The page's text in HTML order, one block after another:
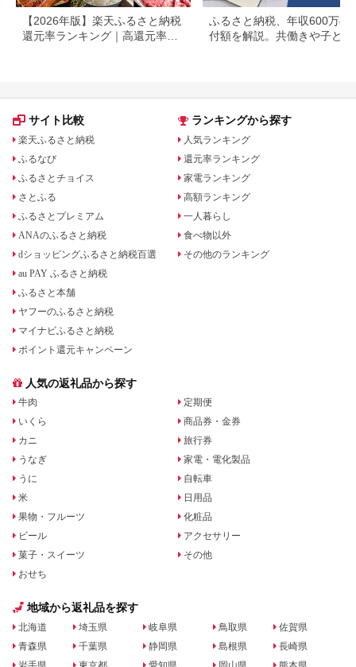
【2026年版】楽天ふるさと納税
還元率ランキング｜高還元率返
ふるさと納税、年収600万の
付額を解説。共働きや子ども
サイト比較
楽天ふるさと納税
ふるなび
ふるさとチョイス
さとふる
ふるさとプレミアム
ANAのふるさと納税
dショッピングふるさと納税百選
au PAY ふるさと納税
ふるさと本舗
ヤフーのふるさと納税
マイナビふるさと納税
ポイント還元キャンペーン
ランキングから探す
人気ランキング
還元率ランキング
家電ランキング
高額ランキング
一人暮らし
食べ物以外
その他のランキング
人気の返礼品から探す
牛肉
いくら
カニ
うなぎ
うに
米
果物・フルーツ
ビール
菓子・スイーツ
おせち
定期便
商品券・金券
旅行券
家電・電化製品
自転車
日用品
化粧品
アクセサリー
その他
地域から返礼品を探す
北海道
青森県
埼玉県
千葉県
岐阜県
静岡県
鳥取県
島根県
佐賀県
長崎県